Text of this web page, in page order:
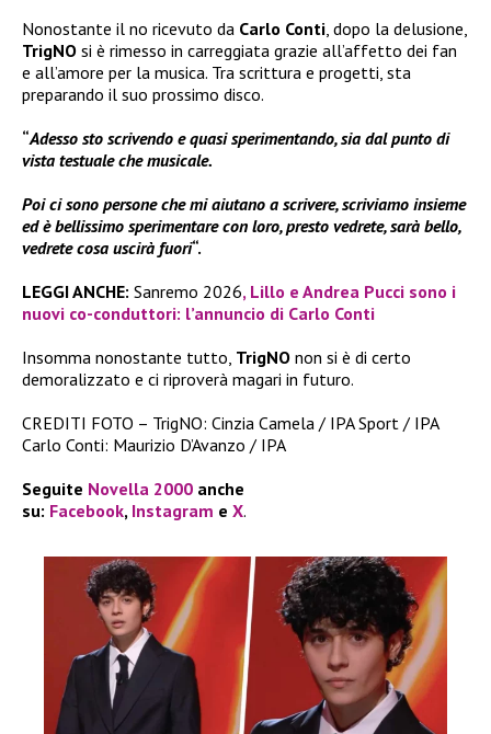
Nonostante il no ricevuto da Carlo Conti , dopo la delusione,
TrigNO si è rimesso in carreggiata grazie all’affetto dei fan
e all’amore per la musica. Tra scrittura e progetti, sta
preparando il suo prossimo disco.
“Adesso sto scrivendo e quasi sperimentando, sia dal punto di
vista testuale che musicale.
Poi ci sono persone che mi aiutano a scrivere, scriviamo insieme
ed è bellissimo sperimentare con loro, presto vedrete, sarà bello,
vedrete cosa uscirà fuori“.
LEGGI ANCHE: Sanremo 2026, Lillo e Andrea Pucci sono i
nuovi co-conduttori: l’annuncio di Carlo Conti
Insomma nonostante tutto, TrigNO non si è di certo
demoralizzato e ci riproverà magari in futuro.
CREDITI FOTO – TrigNO: Cinzia Camela / IPA Sport / IPA
Carlo Conti: Maurizio D’Avanzo / IPA
Seguite Novella 2000 anche
su: Facebook, Instagram e X.